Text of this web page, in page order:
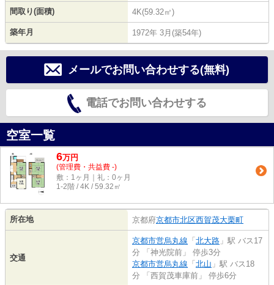
間取り(面積) 4K(59.32㎡)
築年月 1972年 3月(築54年)
メールでお問い合わせする(無料)
電話でお問い合わせする
空室一覧
6万円
(管理費・共益費 -)
敷：1ヶ月｜礼：0ヶ月
1-2階 / 4K / 59.32㎡
所在地 京都府京都市北区西賀茂大栗町
交通
京都市営烏丸線 「 北大路 」駅 バス17
分 「神光院前」 停歩3分
京都市営烏丸線 「 北山 」駅 バス18
分 「西賀茂車庫前」 停歩6分